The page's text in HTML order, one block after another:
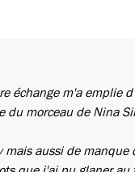
échange m'a emplie
morceau de Nina
mais aussi de manque